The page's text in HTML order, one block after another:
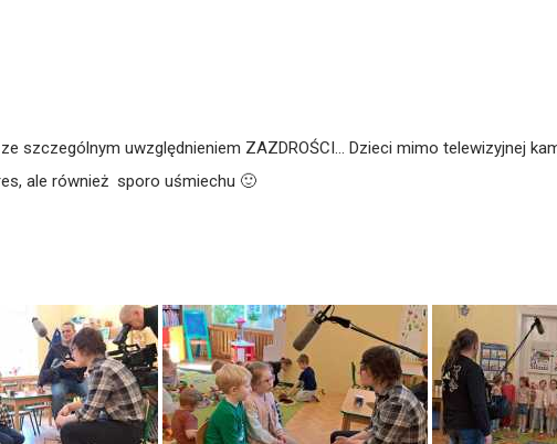
szczególnym uwzględnieniem ZAZDROŚCI… Dzieci mimo telewizyjnej
ale również sporo uśmiechu 🙂